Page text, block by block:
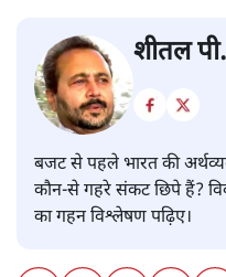
शीतल
बजट से पहले भारत की
कौन-से गहरे संकट छिपे हैं?
का गहन विश्लेषण पढ़िए।